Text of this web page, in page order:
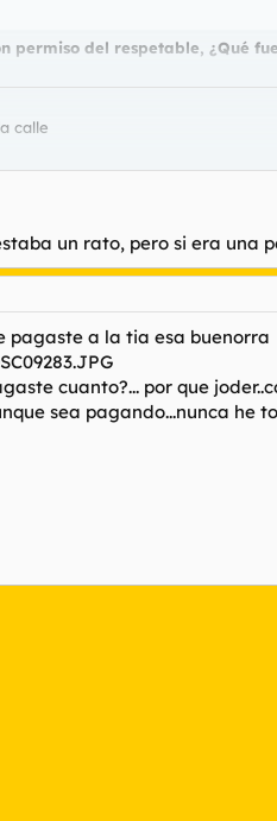
permiso del respetable, ¿Qué
calle
un rato, pero si era una
pagaste a la tia esa buenorra
cuanto?... por que
sea pagando...nunca he